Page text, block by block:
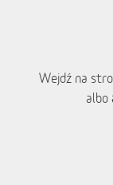
Wejdź na
albo